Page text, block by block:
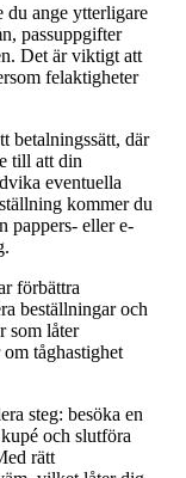
du ange ytterligare
passuppgifter
Det är viktigt att
felaktigheter
betalningssätt, där
till att din
eventuella
kommer du
pappers- eller e-
förbättra
beställningar och
som låter
tåghastighet
steg: besöka en
och slutföra
rätt